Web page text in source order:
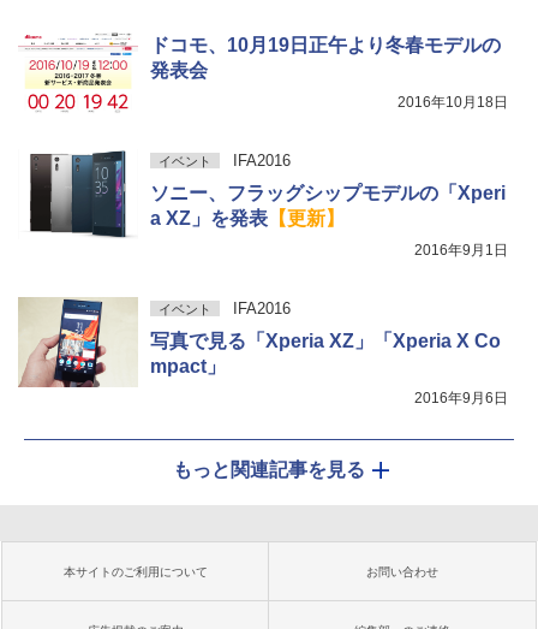
ドコモ、10月19日正午より冬春モデルの
発表会
2016年10月18日
イベント IFA2016
ソニー、フラッグシップモデルの「Xperi
a XZ」を発表【更新】
2016年9月1日
イベント IFA2016
写真で見る「Xperia XZ」「Xperia X Co
mpact」
2016年9月6日
もっと関連記事を見る
本サイトのご利用について お問い合わせ